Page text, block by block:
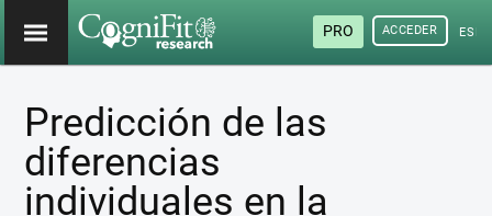
PRO ACCEDER
Predicción de las
diferencias
individuales en la